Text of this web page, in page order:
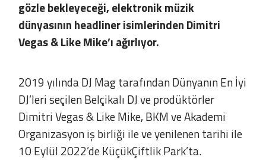
gözle bekleyeceği, elektronik müzik
dünyasının headliner isimlerinden Dimitri
Vegas & Like Mike’ı ağırlıyor.
2019 yılında DJ Mag tarafından Dünyanın En İyi
DJ’leri seçilen Belçikalı DJ ve prodüktörler
Dimitri Vegas & Like Mike, BKM ve Akademi
Organizasyon iş birliği ile ve yenilenen tarihi ile
10 Eylül 2022’de KüçükÇiftlik Park’ta.